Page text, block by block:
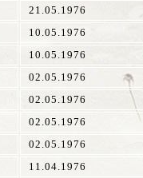
21.05.1976
10.05.1976
10.05.1976
02.05.1976
02.05.1976
02.05.1976
02.05.1976
11.04.1976